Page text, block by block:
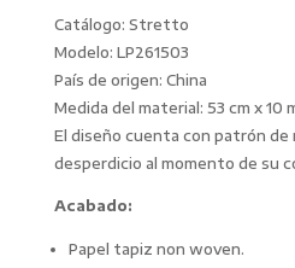
Catálogo: Stretto
Modelo: LP261503
País de origen: China
Medida del material: 53 cm x 10
El diseño cuenta con patrón
desperdicio al momento de su
Acabado:
Papel tapiz non woven.